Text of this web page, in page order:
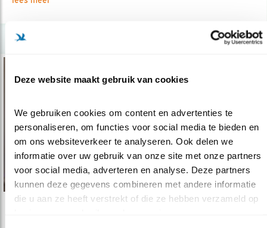
Deze website maakt gebruik van cookies
We gebruiken cookies om content en advertenties te
personaliseren, om functies voor social media te bieden en
om ons websiteverkeer te analyseren. Ook delen we
informatie over uw gebruik van onze site met onze partners
voor social media, adverteren en analyse. Deze partners
kunnen deze gegevens combineren met andere informatie
die u aan ze heeft verstrekt of die ze hebben verzameld op